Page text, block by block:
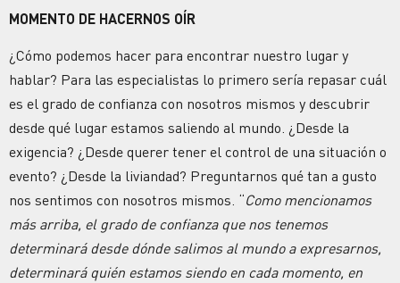
MOMENTO DE HACERNOS OÍR
¿Cómo podemos hacer para encontrar nuestro lugar y
hablar? Para las especialistas lo primero sería repasar cuál
es el grado de confianza con nosotros mismos y descubrir
desde qué lugar estamos saliendo al mundo. ¿Desde la
exigencia? ¿Desde querer tener el control de una situación o
evento? ¿Desde la liviandad? Preguntarnos qué tan a gusto
nos sentimos con nosotros mismos. “Como mencionamos
más arriba, el grado de confianza que nos tenemos
determinará desde dónde salimos al mundo a expresarnos,
determinará quién estamos siendo en cada momento, en